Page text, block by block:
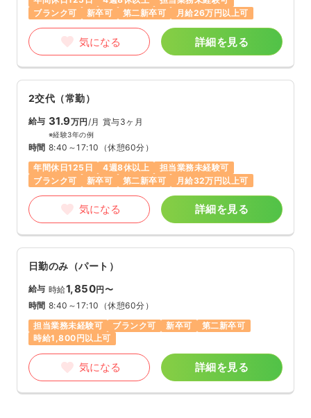
ブランク可
新卒可 第二新卒可 月給26万円以上可
気になる 詳細を見る
2交代（常勤）
給与 31.9万円/月 賞与3ヶ月
※経験3年の例
時間 8:40～17:10 （休憩60分）
年間休日125日
4週8休以上
担当業務未経験可
ブランク可
新卒可 第二新卒可 月給32万円以上可
気になる 詳細を見る
日勤のみ（パート）
給与 時給1,850円〜
時間 8:40～17:10 （休憩60分）
担当業務未経験可
ブランク可 新卒可
第二新卒可
時給1,800円以上可
気になる 詳細を見る